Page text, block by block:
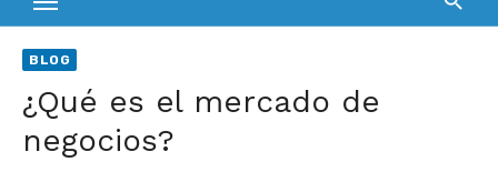
BLOG
¿Qué es el mercado de
negocios?